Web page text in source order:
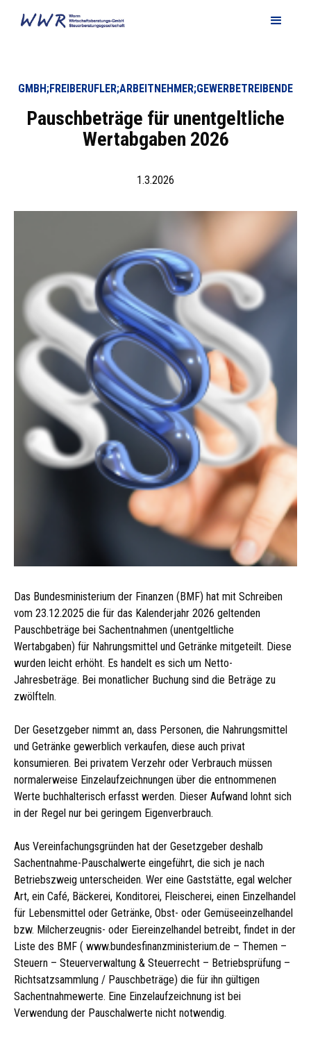
GMBH;FREIBERUFLER;ARBEITNEHMER;GEWERBETREIBENDE
Pauschbeträge für unentgeltliche
Wertabgaben 2026
1.3.2026
Das Bundesministerium der Finanzen (BMF) hat mit Schreiben
vom 23.12.2025 die für das Kalenderjahr 2026 geltenden
Pauschbeträge bei Sachentnahmen (unentgeltliche
Wertabgaben) für Nahrungsmittel und Getränke mitgeteilt. Diese
wurden leicht erhöht. Es handelt es sich um Netto-
Jahresbeträge. Bei monatlicher Buchung sind die Beträge zu
zwölfteln.
Der Gesetzgeber nimmt an, dass Personen, die Nahrungsmittel
und Getränke gewerblich verkaufen, diese auch privat
konsumieren. Bei privatem Verzehr oder Verbrauch müssen
normalerweise Einzelaufzeichnungen über die entnommenen
Werte buchhalterisch erfasst werden. Dieser Aufwand lohnt sich
in der Regel nur bei geringem Eigenverbrauch.
Aus Vereinfachungsgründen hat der Gesetzgeber deshalb
Sachentnahme-Pauschalwerte eingeführt, die sich je nach
Betriebszweig unterscheiden. Wer eine Gaststätte, egal welcher
Art, ein Café, Bäckerei, Konditorei, Fleischerei, einen Einzelhandel
für Lebensmittel oder Getränke, Obst- oder Gemüseeinzelhandel
bzw. Milcherzeugnis- oder Eiereinzelhandel betreibt, findet in der
Liste des BMF ( www.bundesfinanzministerium.de – Themen –
Steuern – Steuerverwaltung & Steuerrecht – Betriebsprüfung –
Richtsatzsammlung / Pauschbeträge) die für ihn gültigen
Sachentnahmewerte. Eine Einzelaufzeichnung ist bei
Verwendung der Pauschalwerte nicht notwendig.